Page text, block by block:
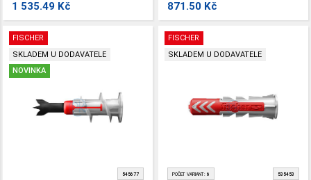
1 535.49 Kč 871.50 Kč
FISCHER
SKLADEM U DODAVATELE
NOVINKA
545677
FISCHER
SKLADEM U DODAVATELE
POČET VARIANT: 6 535453